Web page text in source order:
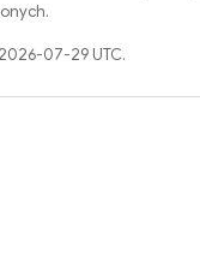
07-29 UTC.